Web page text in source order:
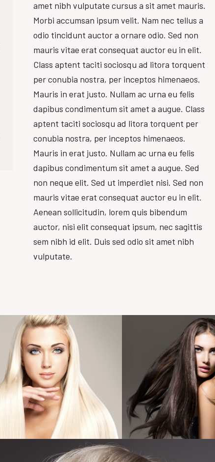
amet nibh vulputate cursus a sit amet mauris.
Morbi accumsan ipsum velit. Nam nec tellus a
odio tincidunt auctor a ornare odio. Sed non
mauris vitae erat consequat auctor eu in elit.
Class aptent taciti sociosqu ad litora torquent
per conubia nostra, per inceptos himenaeos.
Mauris in erat justo. Nullam ac urna eu felis
dapibus condimentum sit amet a augue. Class
aptent taciti sociosqu ad litora torquent per
conubia nostra, per inceptos himenaeos.
Mauris in erat justo. Nullam ac urna eu felis
dapibus condimentum sit amet a augue. Sed
non neque elit. Sed ut imperdiet nisi. Sed non
mauris vitae erat consequat auctor eu in elit.
Aenean sollicitudin, lorem quis bibendum
auctor, nisi elit consequat ipsum, nec sagittis
sem nibh id elit. Duis sed odio sit amet nibh
vulputate.